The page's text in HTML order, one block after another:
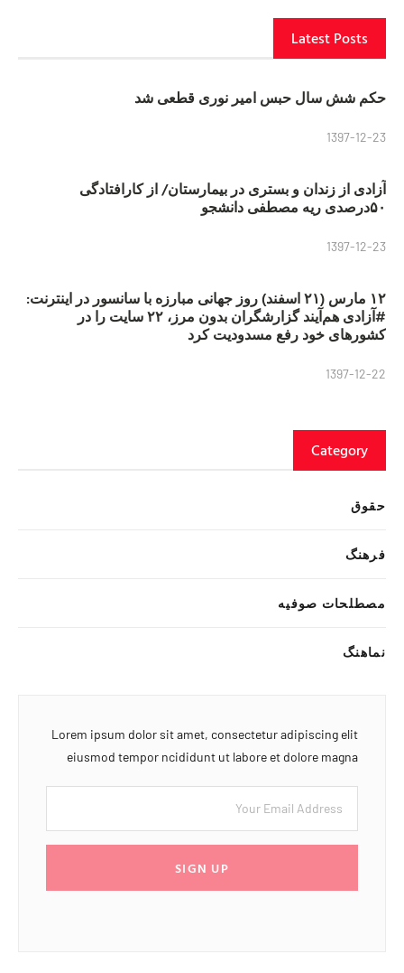
Latest Posts
حکم شش سال حبس امیر نوری قطعی شد
1397-12-23
آزادی از زندان و بستری در بیمارستان/ از کارافتادگی
۵۰درصدی ریه مصطفی دانشجو
1397-12-23
۱۲ مارس (۲۱ اسفند) روز جهانی مبارزه با سانسور در اینترنت:
#آزادی هم‌آیند گزارشگران‌ بدون مرز، ۲۲ سایت را در
کشورهای خود رفع مسدودیت کرد
1397-12-22
Category
حقوق
فرهنگ
مصطلحات صوفیه
نماهنگ
Lorem ipsum dolor sit amet, consectetur adipiscing elit
eiusmod tempor ncididunt ut labore et dolore magna
SIGN UP